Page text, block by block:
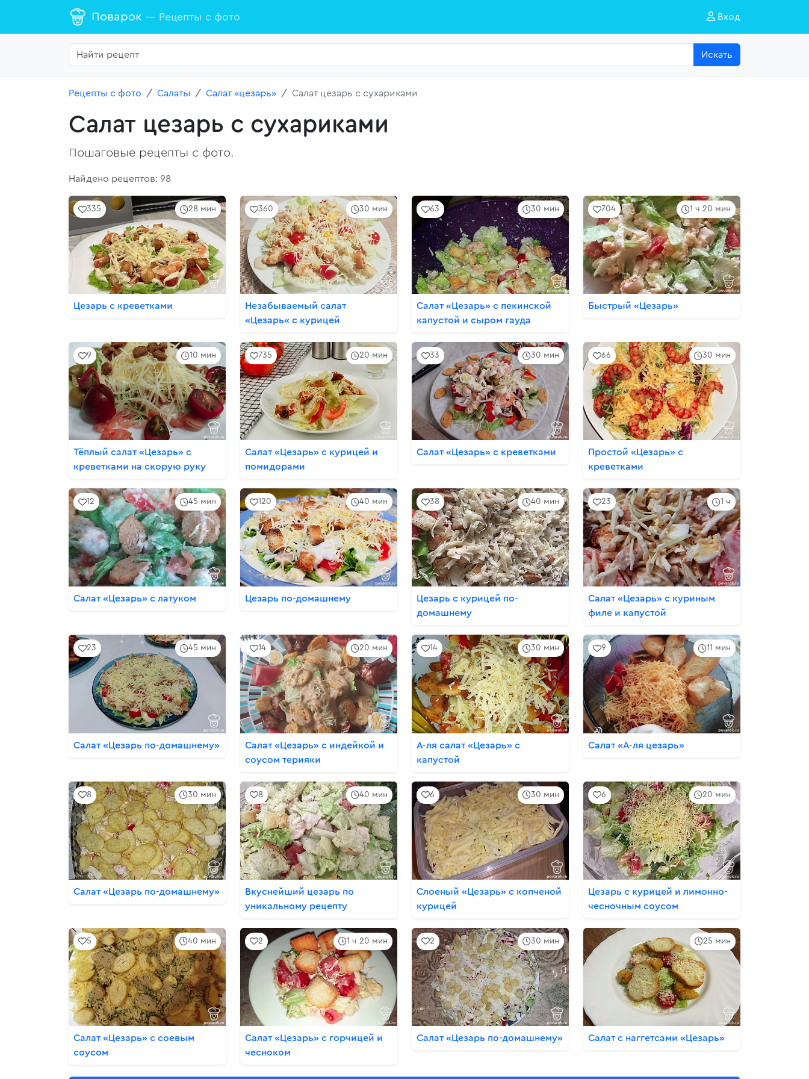
Поварок — Рецепты с фото Вход
Искать
Рецепты с фото Салаты Салат «цезарь» Салат цезарь с сухариками
Салат цезарь с сухариками
Пошаговые рецепты с фото.
Найдено рецептов: 98
28 мин
335
Цезарь с креветками
30 мин
360
Незабываемый салат
«Цезарь« с курицей
30 мин
63
Салат «Цезарь» с пекинской
капустой и сыром гауда
1 ч 20 мин
704
Быстрый «Цезарь»
10 мин
9
Тёплый салат «Цезарь» с
креветками на скорую руку
20 мин
735
Салат «Цезарь» с курицей и
помидорами
30 мин
33
Салат «Цезарь» с креветками
30 мин
66
Простой «Цезарь» с
креветками
45 мин
12
Салат «Цезарь» с латуком
40 мин
120
Цезарь по-домашнему
40 мин
38
Цезарь с курицей по-
домашнему
1 ч
23
Салат «Цезарь» с куриным
филе и капустой
45 мин
23
Салат «Цезарь по-домашнему»
20 мин
14
Салат «Цезарь» с индейкой и
соусом терияки
30 мин
14
А-ля салат «Цезарь‎» с
капустой
11 мин
9
Салат «А-ля цезарь»
30 мин
8
Салат «Цезарь по-домашнему»
40 мин
8
Вкуснейший цезарь по
уникальному рецепту
30 мин
6
Слоеный «Цезарь» с копченой
курицей
20 мин
6
Цезарь с курицей и лимонно-
чесночным соусом
40 мин
5
Салат «Цезарь» с соевым
соусом
1 ч 20 мин
2
Салат «Цезарь» с горчицей и
чесноком
30 мин
2
Салат «Цезарь по-домашнему»
25 мин
Салат с наггетсами «Цезарь»